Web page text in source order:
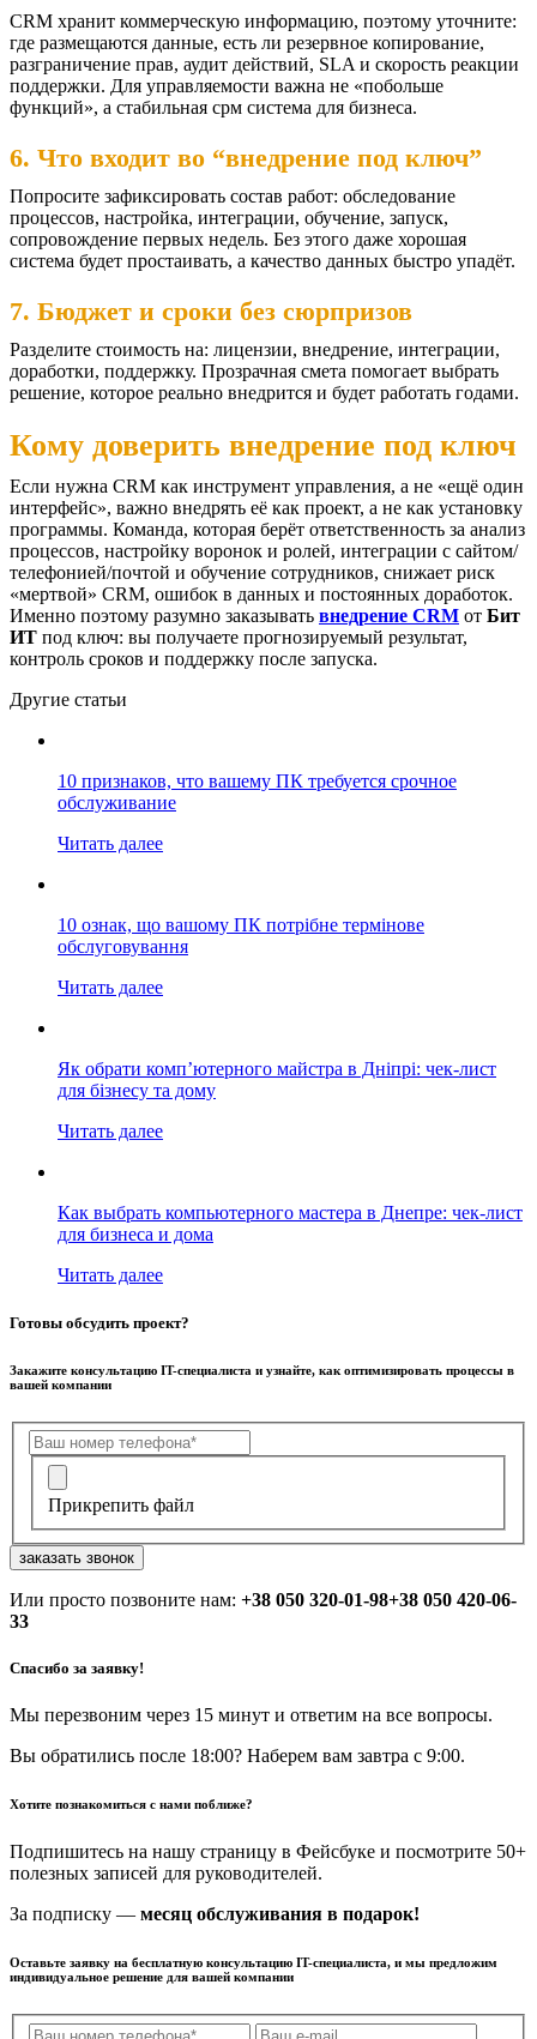
CRM хранит коммерческую информацию, поэтому уточните:
где размещаются данные, есть ли резервное копирование,
разграничение прав, аудит действий, SLA и скорость реакции
поддержки. Для управляемости важна не «побольше
функций», а стабильная срм система для бизнеса.
6. Что входит во “внедрение под ключ”
Попросите зафиксировать состав работ: обследование
процессов, настройка, интеграции, обучение, запуск,
сопровождение первых недель. Без этого даже хорошая
система будет простаивать, а качество данных быстро упадёт.
7. Бюджет и сроки без сюрпризов
Разделите стоимость на: лицензии, внедрение, интеграции,
доработки, поддержку. Прозрачная смета помогает выбрать
решение, которое реально внедрится и будет работать годами.
Кому доверить внедрение под ключ
Если нужна CRM как инструмент управления, а не «ещё один
интерфейс», важно внедрять её как проект, а не как установку
программы. Команда, которая берёт ответственность за анализ
процессов, настройку воронок и ролей, интеграции с сайтом/
телефонией/почтой и обучение сотрудников, снижает риск
«мертвой» CRM, ошибок в данных и постоянных доработок.
Именно поэтому разумно заказывать внедрение CRM от Бит
ИТ под ключ: вы получаете прогнозируемый результат,
контроль сроков и поддержку после запуска.
Другие статьи
10 признаков, что вашему ПК требуется срочное
обслуживание
Читать далее
10 ознак, що вашому ПК потрібне термінове
обслуговування
Читать далее
Як обрати комп’ютерного майстра в Дніпрі: чек-лист
для бізнесу та дому
Читать далее
Как выбрать компьютерного мастера в Днепре: чек-лист
для бизнеса и дома
Читать далее
Готовы обсудить проект?
Закажите консультацию IT-специалиста и узнайте, как оптимизировать процессы в
вашей компании
Прикрепить файл
заказать звонок
Или просто позвоните нам: +38 050 320-01-98+38 050 420-06-
33
Спасибо за заявку!
Мы перезвоним через 15 минут и ответим на все вопросы.
Вы обратились после 18:00? Наберем вам завтра с 9:00.
Хотите познакомиться с нами поближе?
Подпишитесь на нашу страницу в Фейсбуке и посмотрите 50+
полезных записей для руководителей.
За подписку — месяц обслуживания в подарок!
Оставьте заявку на бесплатную консультацию IT-специалиста, и мы предложим
индивидуальное решение для вашей компании